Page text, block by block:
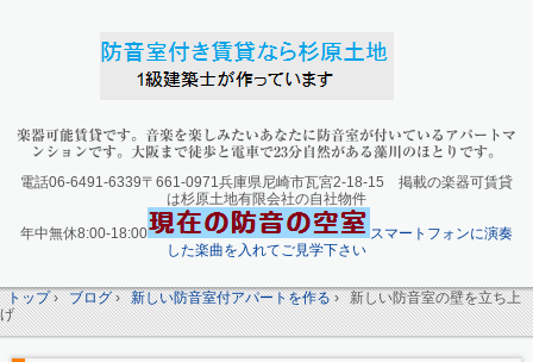
楽器可能賃貸です。音楽を楽しみたいあなたに防音室が付いているアパートマ
ンションです。大阪まで徒歩と電車で23分自然がある藻川のほとりです。
電話06-6491-6339〒661-0971兵庫県尼崎市瓦宮2-18-15 掲載の楽器可賃貸
は杉原土地有限会社の自社物件
年中無休8:00-18:00
スマートフォンに演奏
した楽曲を入れてご見学下さい
トップ› ブログ› 新しい防音室付アパートを作る› 新しい防音室の壁を立ち上
げ